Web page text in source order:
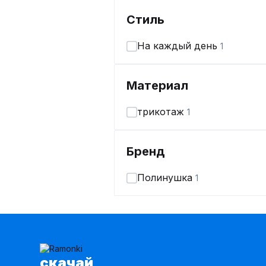
Стиль
На каждый день 1
Материал
трикотаж 1
Бренд
Полинушка 1